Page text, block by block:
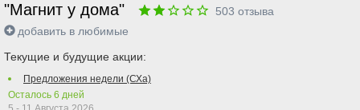
"Магнит у дома" 503 отзыва
добавить в любимые
Текущие и будущие акции:
Предложения недели (СХа)
Осталось 6 дней